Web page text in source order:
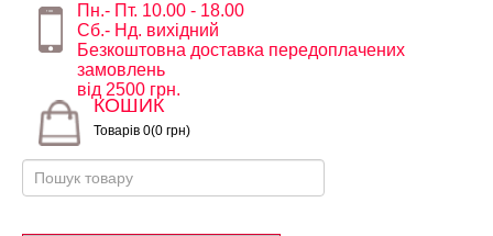
Пн.- Пт. 10.00 - 18.00
Сб.- Нд. вихідний
Безкоштовна доставка передоплачених
замовлень
від 2500 грн.
КОШИК
Товарів 0(0 грн)